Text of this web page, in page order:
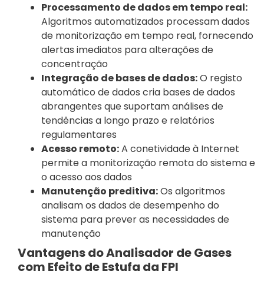
Processamento de dados em tempo real:
Algoritmos automatizados processam dados
de monitorização em tempo real, fornecendo
alertas imediatos para alterações de
concentração
Integração de bases de dados:O registo
automático de dados cria bases de dados
abrangentes que suportam análises de
tendências a longo prazo e relatórios
regulamentares
Acesso remoto:A conetividade à Internet
permite a monitorização remota do sistema e
o acesso aos dados
Manutenção preditiva:Os algoritmos
analisam os dados de desempenho do
sistema para prever as necessidades de
manutenção
Vantagens do Analisador de Gases
com Efeito de Estufa da FPI